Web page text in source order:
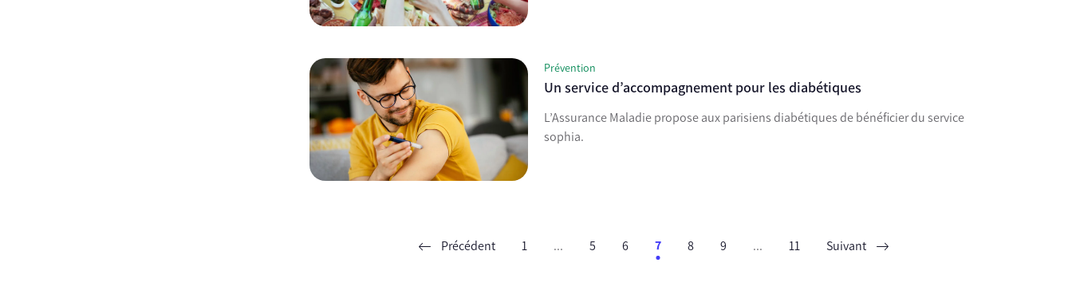
Prévention
Un service d’accompagnement pour les diabétiques
L’Assurance Maladie propose aux parisiens diabétiques de bénéficier du service
sophia.
Précédent 1 ... 5 6 7 8 9 ... 11 Suivant